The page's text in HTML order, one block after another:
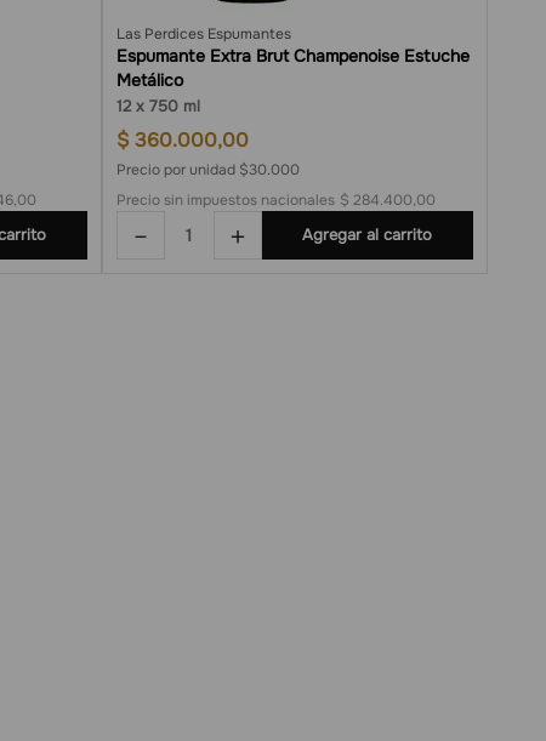
Las Perdices Espumantes
Espumante Extra Brut Champenoise Estuche
Metálico
12 750 ml
$ 360.000,00
Precio por unidad $30.000
Precio sin impuestos nacionales $ 284.400,00
＋
－ Agregar al carrito